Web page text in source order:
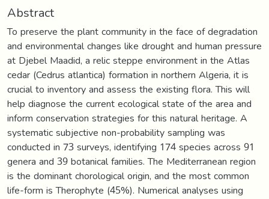
Abstract
To preserve the plant community in the face of degradation
and environmental changes like drought and human pressure
at Djebel Maadid, a relic steppe environment in the Atlas
cedar (Cedrus atlantica) formation in northern Algeria, it is
crucial to inventory and assess the existing flora. This will
help diagnose the current ecological state of the area and
inform conservation strategies for this natural heritage. A
systematic subjective non-probability sampling was
conducted in 73 surveys, identifying 174 species across 91
genera and 39 botanical families. The Mediterranean region
is the dominant chorological origin, and the most common
life-form is Therophyte (45%). Numerical analyses using